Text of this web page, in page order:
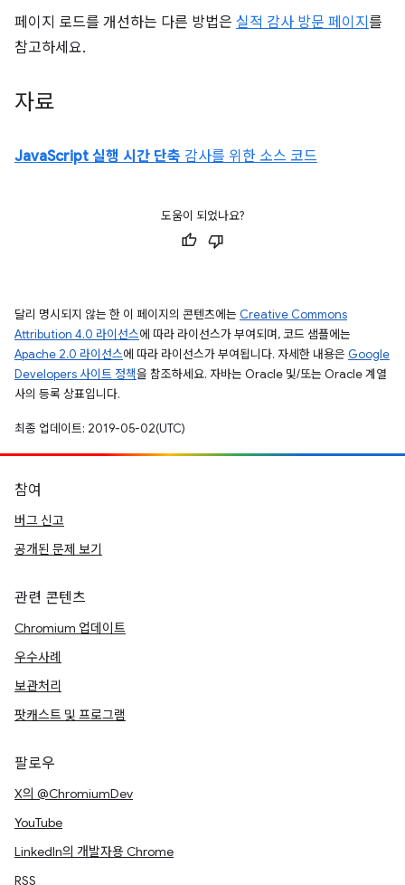
페이지 로드를 개선하는 다른 방법은 실적 감사 방문 페이지 를
참고하세요.
자료
JavaScript 실행 시간 단축 감사를 위한 소스 코드
도움이 되었나요?
달리 명시되지 않는 한 이 페이지의 콘텐츠에는 Creative Commons
Attribution 4.0 라이선스에 따라 라이선스가 부여되며, 코드 샘플에는
Apache 2.0 라이선스에 따라 라이선스가 부여됩니다. 자세한 내용은 Google
Developers 사이트 정책을 참조하세요. 자바는 Oracle 및/또는 Oracle 계열
사의 등록 상표입니다.
최종 업데이트: 2019-05-02(UTC)
참여
버그 신고
공개된 문제 보기
관련 콘텐츠
Chromium 업데이트
우수사례
보관처리
팟캐스트 및 프로그램
팔로우
X의 @ChromiumDev
YouTube
LinkedIn의 개발자용 Chrome
RSS